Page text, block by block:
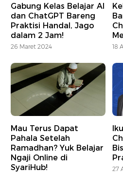
Gabung Kelas Belajar AI
dan ChatGPT Bareng
Praktisi Handal, Jago
dalam 2 Jam!
26 Maret 2024 18
Mau Terus Dapat
Pahala Setelah
Ramadhan? Yuk Belajar
Ngaji Online di
SyariHub!
27